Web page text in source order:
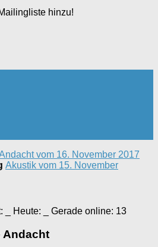
hinzu!
vom 16. November 2017
Akustik vom 15. November
Heute: Gerade online: 13
Andacht